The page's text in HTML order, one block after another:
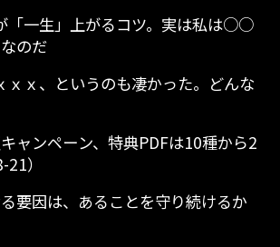
「一生」上がるコツ。実は私は○○
のだ
ｘｘ、というのも凄かった。どんな
キャンペーン、特典PDFは10種から2
）
要因は、あることを守り続けるか